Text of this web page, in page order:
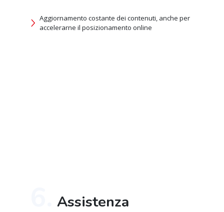
Aggiornamento costante dei contenuti, anche per
accelerarne il posizionamento online
Assistenza